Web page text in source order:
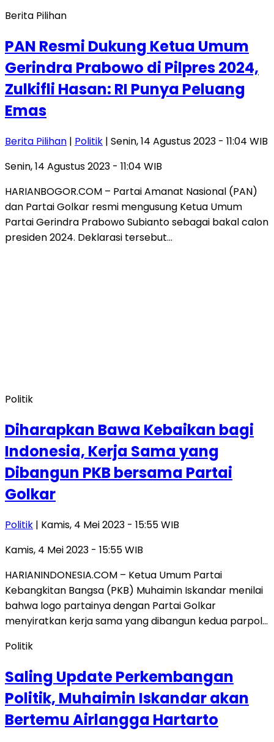
Berita Pilihan
PAN Resmi Dukung Ketua Umum
Gerindra Prabowo di Pilpres 2024,
Zulkifli Hasan: RI Punya Peluang
Emas
Berita Pilihan | Politik | Senin, 14 Agustus 2023 - 11:04 WIB
Senin, 14 Agustus 2023 - 11:04 WIB
HARIANBOGOR.COM – Partai Amanat Nasional (PAN)
dan Partai Golkar resmi mengusung Ketua Umum
Partai Gerindra Prabowo Subianto sebagai bakal calon
presiden 2024. Deklarasi tersebut…
Politik
Diharapkan Bawa Kebaikan bagi
Indonesia, Kerja Sama yang
Dibangun PKB bersama Partai
Golkar
Politik | Kamis, 4 Mei 2023 - 15:55 WIB
Kamis, 4 Mei 2023 - 15:55 WIB
HARIANINDONESIA.COM – Ketua Umum Partai
Kebangkitan Bangsa (PKB) Muhaimin Iskandar menilai
bahwa logo partainya dengan Partai Golkar
menyiratkan kerja sama yang dibangun kedua parpol…
Politik
Saling Update Perkembangan
Politik, Muhaimin Iskandar akan
Bertemu Airlangga Hartarto